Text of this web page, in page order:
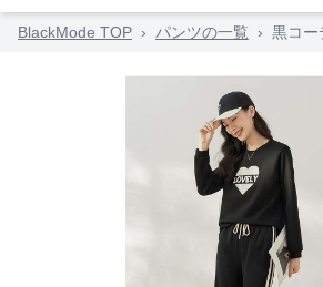
BlackMode TOP › パンツの一覧 › 黒コー